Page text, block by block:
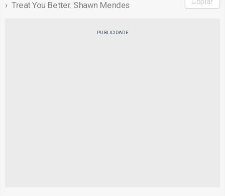
Treat You Better. Shawn Mendes
PUBLICIDADE